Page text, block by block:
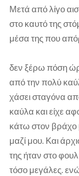
Μετά από λίγο
στο καυτό της
μέσα της που
δεν ξέρω πόση
από την πολύ
χάσει σταγόνα
καύλα και είχε
κάτω στον βράχο
μαζί μου. Και
της ήταν στο
τόσο μεγάλες.